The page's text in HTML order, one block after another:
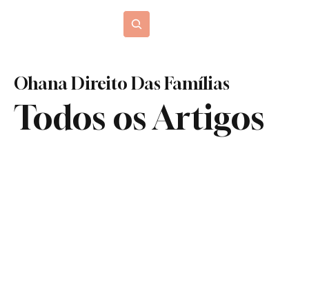
Todos os Artigos
Ohana Direito Das Famílias